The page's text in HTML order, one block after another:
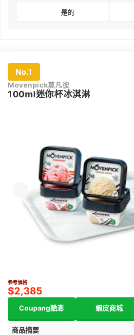
是的
No.1
Movenpick莫凡彼
100ml迷你杯冰淇淋
參考價格
$2,385
Coupang酷澎 蝦皮商城
商品摘要